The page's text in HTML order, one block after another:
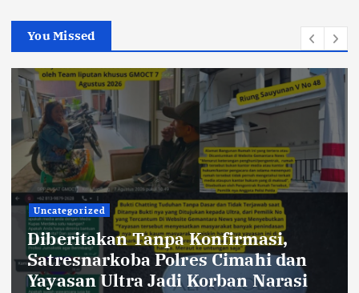
You Missed
Uncategorized
234SC Kota Bandung Gelar Aksi
Berbagi Sembako untuk Ringankan